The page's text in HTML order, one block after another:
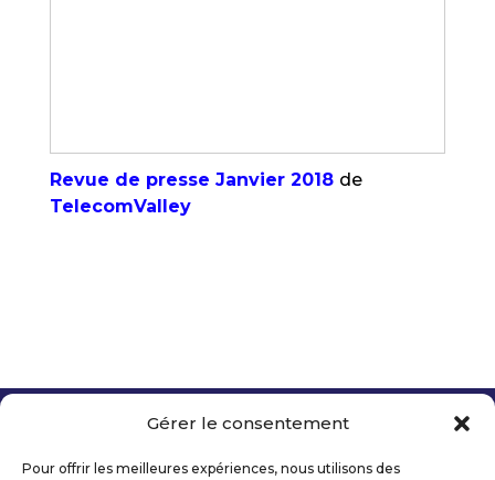
Gérer le consentement
Pour offrir les meilleures expériences, nous utilisons des
Revue de presse Janvier 2018 de
TelecomValley